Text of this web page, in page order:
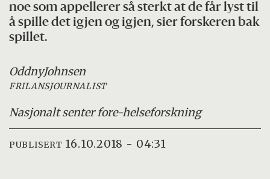
noe som appellerer så sterkt at de får lyst til
å spille det igjen og igjen, sier forskeren bak
spillet.
OddnyJohnsen
FRILANSJOURNALIST
Nasjonalt senter fore-helseforskning
PUBLISERT 16.10.2018 - 04:31